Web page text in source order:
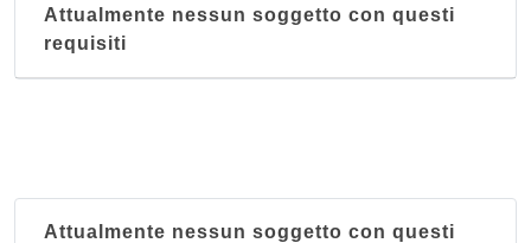
Attualmente nessun soggetto con questi
requisiti
Attualmente nessun soggetto con questi